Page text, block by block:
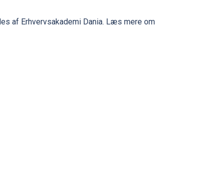
af Erhvervsakademi Dania. Læs mere om